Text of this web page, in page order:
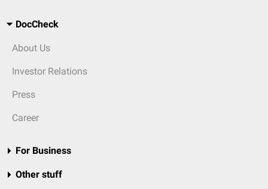
DocCheck
About Us
Investor Relations
Press
Career
For Business
Other stuff